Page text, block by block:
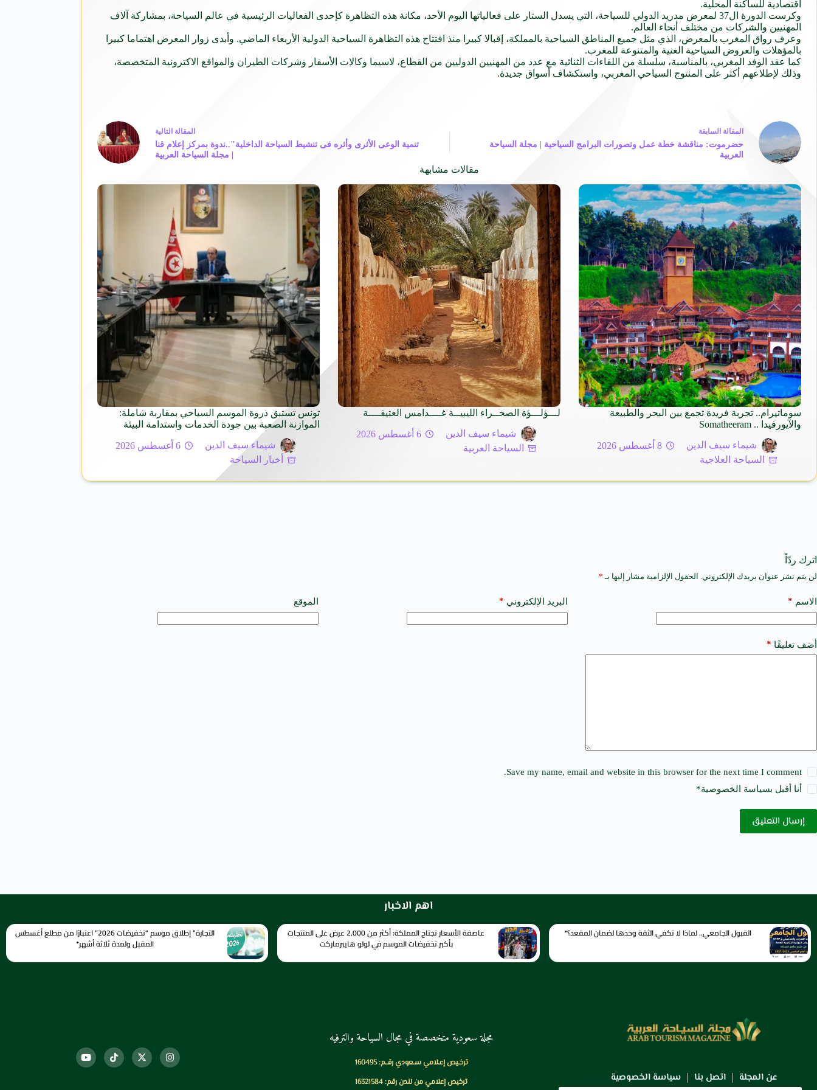
اقتصادية للساكنة المحلية.
وكرست الدورة ال37 لمعرض مدريد الدولي للسياحة، التي يسدل الستار على فعالياتها اليوم الأحد، مكانة هذه التظاهرة كإحدى الفعاليات الرئيسية في عالم السياحة، بمشاركة آلاف
المهنيين والشركات من مختلف أنحاء العالم.
وعرف رواق المغرب بالمعرض، الذي مثل جميع المناطق السياحية بالمملكة، إقبالا كبيرا منذ افتتاح هذه التظاهرة السياحية الدولية الأربعاء الماضي. وأبدى زوار المعرض اهتماما كبيرا
بالمؤهلات والعروض السياحية الغنية والمتنوعة للمغرب.
كما عقد الوفد المغربي، بالمناسبة، سلسلة من اللقاءات الثنائية مع عدد من المهنيين الدوليين من القطاع، لاسيما وكالات الأسفار وشركات الطيران والمواقع الاكترونية المتخصصة،
وذلك لإطلاعهم أكثر على المنتوج السياحي المغربي، واستكشاف أسواق جديدة.
المقالة السابقة
حضرموت: مناقشة خطة عمل وتصورات البرامج السياحية | مجلة السياحة
العربية
المقالة التالية
تنمية الوعى الأثرى وأثره فى تنشيط السياحة الداخلية"..ندوة بمركز إعلام قنا
| مجلة السياحة العربية
مقالات مشابهة
سوماتيرام.. تجربة فريدة تجمع بين البحر والطبيعة
والآيورفيدا .. Somatheeram
شيماء سيف الدين
8 أغسطس 2026
السياحة العلاجية
لـــؤلـــؤة الصحــراء الليبيــة غــــدامس العتيقــــة
شيماء سيف الدين
6 أغسطس 2026
السياحة العربية
تونس تستبق ذروة الموسم السياحي بمقاربة شاملة:
الموازنة الصعبة بين جودة الخدمات واستدامة البيئة
شيماء سيف الدين
6 أغسطس 2026
أخبار السياحة
اترك ردّاً
لن يتم نشر عنوان بريدك الإلكتروني. الحقول الإلزامية مشار إليها بـ *
الاسم * البريد الإلكتروني * الموقع
أضف تعليقًا *
Save my name, email and website in this browser for the next time I comment.
أنا أقبل بسياسة الخصوصية*
إرسال التعليق
A
t
e
a
t
اهم الاخبار
القبول الجامعي.. لماذا لا تكفي الثقة وحدها لضمان المقعد؟* عاصفة الأسعار تجتاح المملكة: أكثر من 2,000 عرض على المنتجات
بأكبر تخفيضات الموسم في لولو هايبرماركت
التجارة” إطلاق موسم “تخفيضات 2026” اعتبارًا من مطلع أغسطس
المقبل ولمدة ثلاثة أشهر*
عن المجلة اتصل بنا سياسة الخصوصية
مجلة سعودية متخصصة في مجال السياحة والترفيه
ترخـيص إعـلامي سـعودي رقــم: 160495
ترخيص إعلامي من لندن رقم: 16321584